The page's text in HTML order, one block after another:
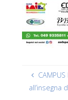
all’insegna